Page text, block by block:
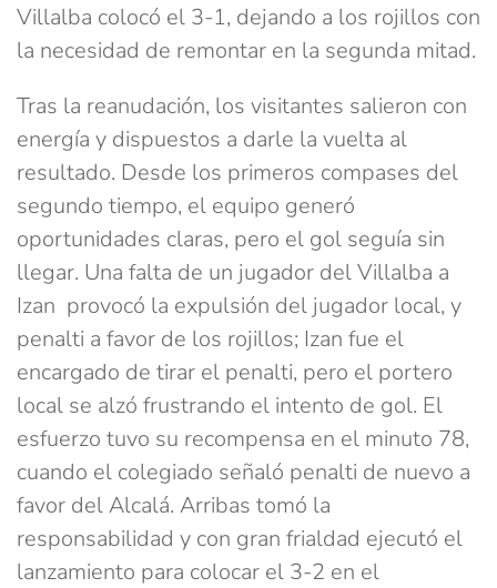
Villalba colocó el 3-1, dejando a los rojillos con
la necesidad de remontar en la segunda mitad.
Tras la reanudación, los visitantes salieron con
energía y dispuestos a darle la vuelta al
resultado. Desde los primeros compases del
segundo tiempo, el equipo generó
oportunidades claras, pero el gol seguía sin
llegar. Una falta de un jugador del Villalba a
Izan provocó la expulsión del jugador local, y
penalti a favor de los rojillos; Izan fue el
encargado de tirar el penalti, pero el portero
local se alzó frustrando el intento de gol. El
esfuerzo tuvo su recompensa en el minuto 78,
cuando el colegiado señaló penalti de nuevo a
favor del Alcalá. Arribas tomó la
responsabilidad y con gran frialdad ejecutó el
lanzamiento para colocar el 3-2 en el